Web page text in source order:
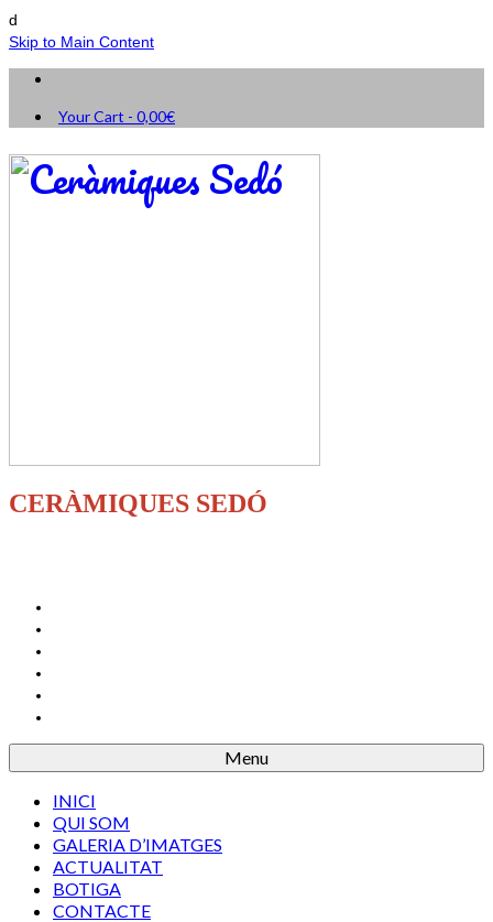
d
Skip to Main Content
Your Cart - 0,00€
CERÀMIQUES SEDÓ
Menu
INICI
QUI SOM
GALERIA D’IMATGES
ACTUALITAT
BOTIGA
CONTACTE